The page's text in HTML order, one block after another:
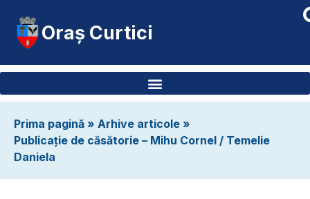
Oraș Curtici
Prima pagină » Arhive articole »
Publicație de căsătorie – Mihu Cornel / Temelie
Daniela